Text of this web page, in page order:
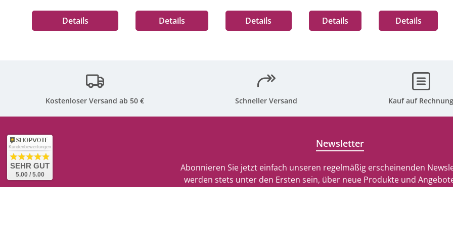
Details Details Details Details Details
Kostenloser Versand ab 50 € Schneller Versand Kauf auf Rechnung
Newsletter
Abonnieren Sie jetzt einfach unseren regelmäßig erscheinenden
werden stets unter den Ersten sein, über neue Produkte und
Kundenbewertungen
SEHR GUT
5.00 / 5.00